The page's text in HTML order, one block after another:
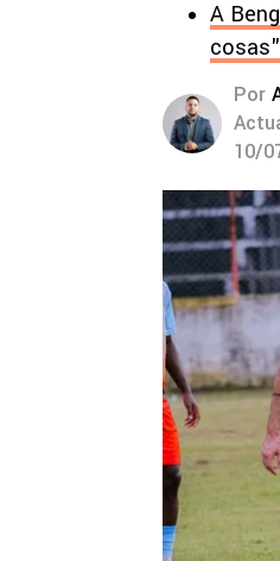
A
cosas"
Por
10/